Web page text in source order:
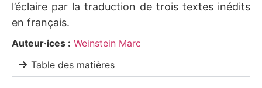
l’éclaire par la traduction de trois textes inédits
en français.
Auteur·ices : Weinstein Marc
Table des matières